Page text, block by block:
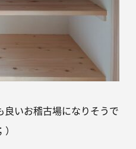
いお稽古場になりそうで